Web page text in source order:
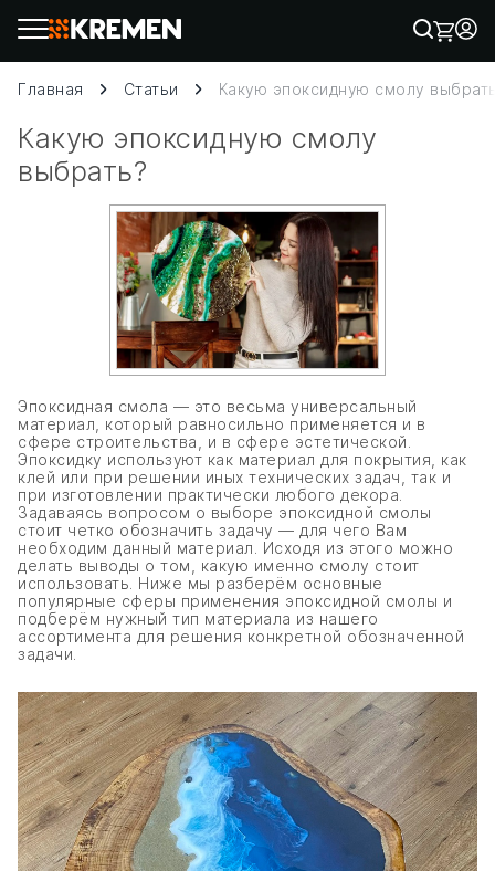
Главная Статьи Какую эпоксидную смолу
Какую эпоксидную смолу
выбрать?
Эпоксидная смола — это весьма универсальный
материал, который равносильно применяется и в
сфере строительства, и в сфере эстетической.
Эпоксидку используют как материал для покрытия, как
клей или при решении иных технических задач, так и
при изготовлении практически любого декора.
Задаваясь вопросом о выборе эпоксидной смолы
стоит четко обозначить задачу — для чего Вам
необходим данный материал. Исходя из этого можно
делать выводы о том, какую именно смолу стоит
использовать. Ниже мы разберём основные
популярные сферы применения эпоксидной смолы и
подберём нужный тип материала из нашего
ассортимента для решения конкретной обозначенной
задачи.